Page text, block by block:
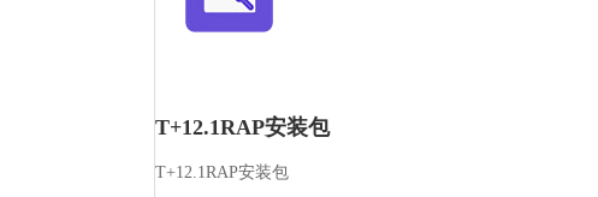
T+12.1RAP安装包
T+12.1RAP安装包